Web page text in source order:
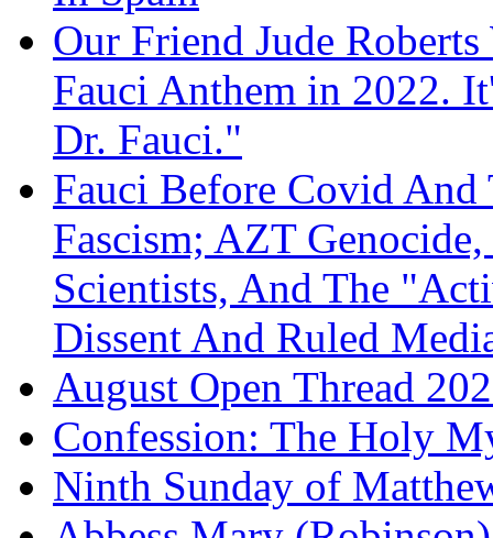
Our Friend Jude
Fauci Anthem in 2022.
Dr. Fauci."
Fauci Before Covid
Fascism; AZT
Scientists, And The
Dissent And Ruled
August Open Thread
Confession: The Holy
Ninth Sunday of